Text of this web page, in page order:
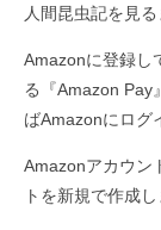
人間昆虫記を見
Amazonに登録し
る『Amazon Pay
ばAmazonにログ
Amazonアカウン
トを新規で作成し